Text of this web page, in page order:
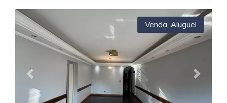
Previous Next
Venda Aluguel